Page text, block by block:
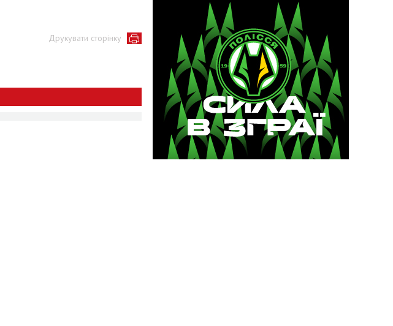
Друкувати сторінку